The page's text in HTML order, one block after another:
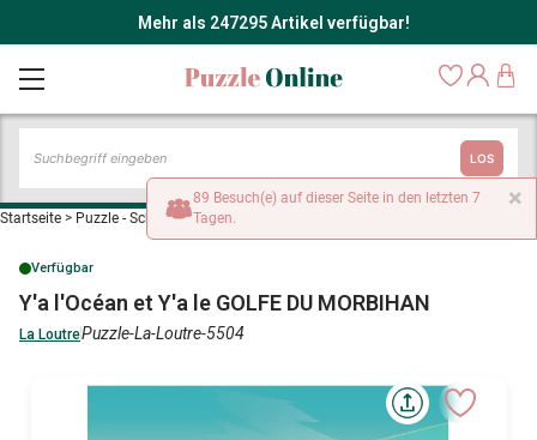
Mehr als 247295 Artikel verfügbar!
LOS
Startseite > Puzzle - Schiffe und Boote
Verfügbar
Y'a l'Océan et Y'a le GOLFE DU MORBIHAN
La LoutrePuzzle-La-Loutre-5504
×
89 Besuch(e) auf dieser Seite in den letzten 7
Tagen.